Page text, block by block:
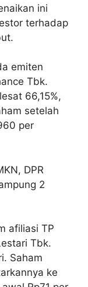
ini
terhadap
emiten
Tbk.
66,15%,
setelah
per
DPR
2
afiliasi TP
Tbk.
Saham
ke